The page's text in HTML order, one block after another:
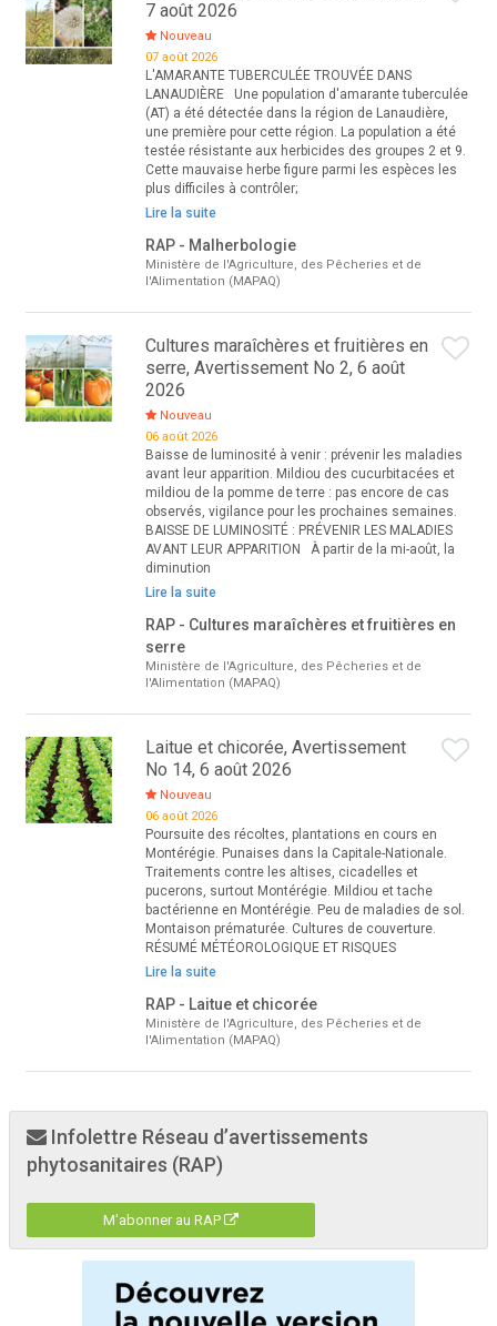
7 août 2026
Nouveau
07 août 2026
L'AMARANTE TUBERCULÉE TROUVÉE DANS
LANAUDIÈRE Une population d'amarante tuberculée
(AT) a été détectée dans la région de Lanaudière,
une première pour cette région. La population a été
testée résistante aux herbicides des groupes 2 et 9.
Cette mauvaise herbe figure parmi les espèces les
plus difficiles à contrôler;
Lire la suite
RAP - Malherbologie
Ministère de l'Agriculture, des Pêcheries et de
l'Alimentation (MAPAQ)
Cultures maraîchères et fruitières en
serre, Avertissement No 2, 6 août
2026
Nouveau
06 août 2026
Baisse de luminosité à venir : prévenir les maladies
avant leur apparition. Mildiou des cucurbitacées et
mildiou de la pomme de terre : pas encore de cas
observés, vigilance pour les prochaines semaines.
BAISSE DE LUMINOSITÉ : PRÉVENIR LES MALADIES
AVANT LEUR APPARITION À partir de la mi-août, la
diminution
Lire la suite
RAP - Cultures maraîchères et fruitières en
serre
Ministère de l'Agriculture, des Pêcheries et de
l'Alimentation (MAPAQ)
Laitue et chicorée, Avertissement
No 14, 6 août 2026
Nouveau
06 août 2026
Poursuite des récoltes, plantations en cours en
Montérégie. Punaises dans la Capitale-Nationale.
Traitements contre les altises, cicadelles et
pucerons, surtout Montérégie. Mildiou et tache
bactérienne en Montérégie. Peu de maladies de sol.
Montaison prématurée. Cultures de couverture.
RÉSUMÉ MÉTÉOROLOGIQUE ET RISQUES
Lire la suite
RAP - Laitue et chicorée
Ministère de l'Agriculture, des Pêcheries et de
l'Alimentation (MAPAQ)
Infolettre Réseau d’avertissements
phytosanitaires (RAP)
M'abonner au RAP